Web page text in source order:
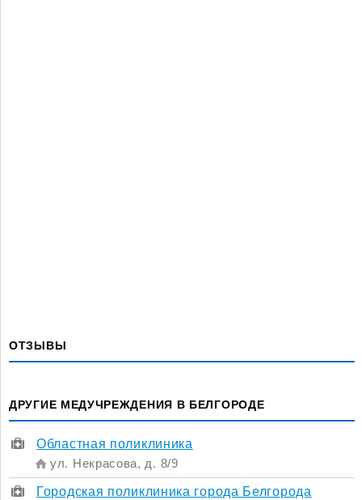
ОТЗЫВЫ
ДРУГИЕ МЕДУЧРЕЖДЕНИЯ В БЕЛГОРОДЕ
Областная поликлиника
ул. Некрасова, д. 8/9
Городская поликлиника города Белгорода